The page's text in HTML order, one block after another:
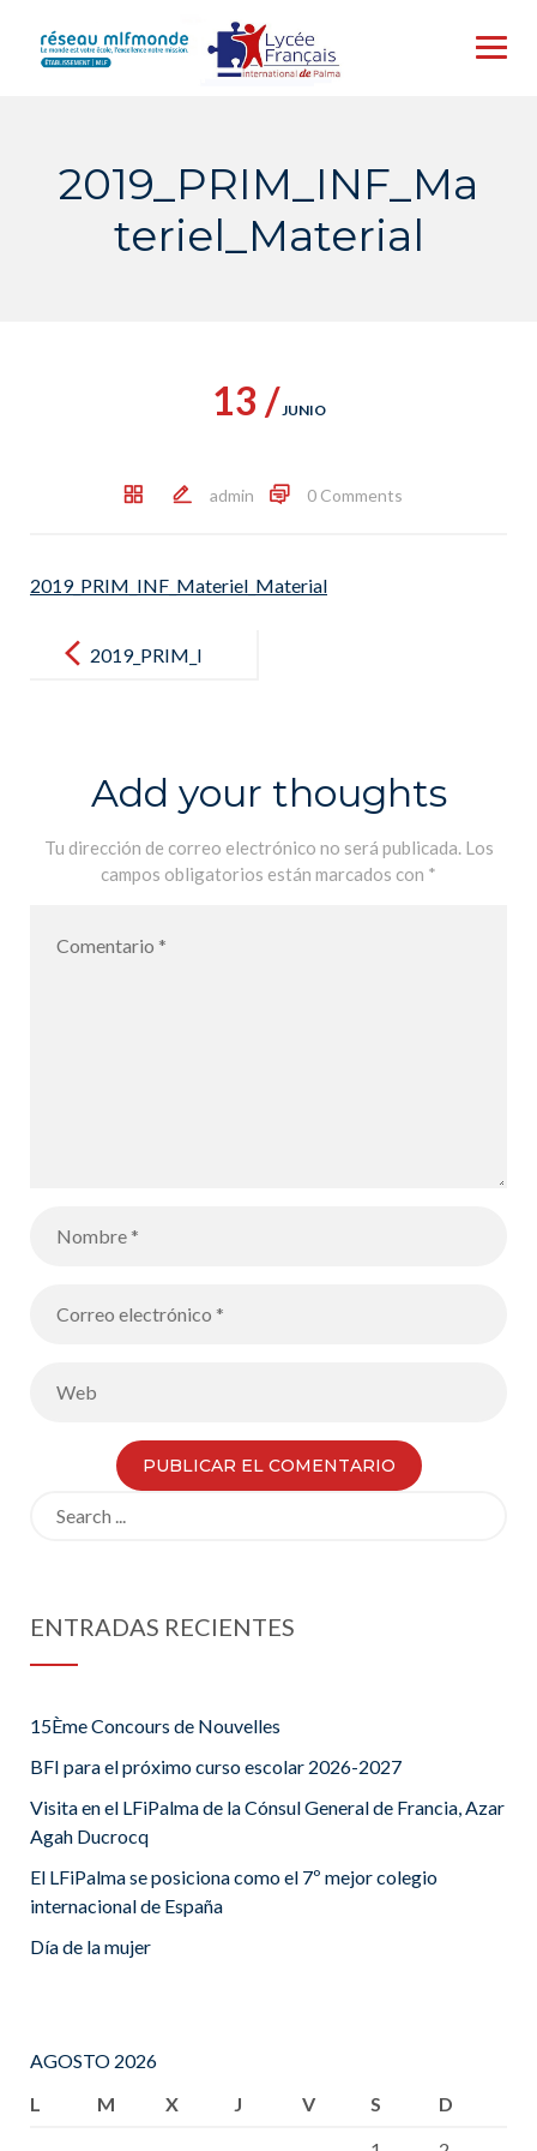
content
2019_PRIM_INF_Ma
teriel_Material
13 /JUNIO
admin 0 Comments
2019_PRIM_INF_Materiel_Material
navigation2019_PRIM_I
Add your thoughts
Tu dirección de correo electrónico no será publicada. Los
campos obligatorios están marcados con *
ENTRADAS RECIENTES
15Ème Concours de Nouvelles
BFI para el próximo curso escolar 2026-2027
Visita en el LFiPalma de la Cónsul General de Francia, Azar
Agah Ducrocq
El LFiPalma se posiciona como el 7º mejor colegio
internacional de España
Día de la mujer
AGOSTO 2026
L
M X J V S
D